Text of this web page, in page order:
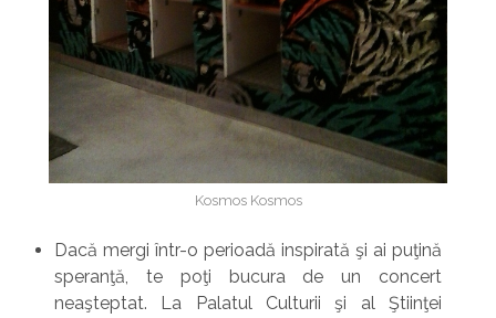
Kosmos Kosmos
Dacă mergi într-o perioadă inspirată şi ai puţină
speranţă, te poţi bucura de un concert
neaşteptat. La Palatul Culturii şi al Ştiinţei